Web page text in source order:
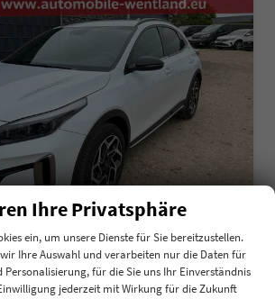
48V Exclusive DCT7
Ihre Privatsphäre
ein, um unsere Dienste für Sie bereitzustellen.
Ihre Auswahl und verarbeiten nur die Daten für
Personalisierung, für die Sie uns Ihr Einverständnis
jederzeit mit Wirkung für die Zukunft